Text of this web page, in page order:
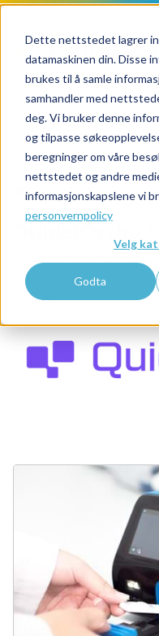
Dette nettstedet lagrer
datamaskinen din. Disse
brukes til å samle
samhandler med
deg. Vi bruker denne
og tilpasse
beregninger om våre
nettstedet og andre
informasjonskapslene vi
personvernpolicy
Velg
Godta
Alle produkter
Et instrument for
diagnostisering av
med flere.